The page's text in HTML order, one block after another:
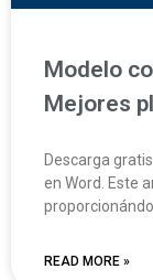
Modelo
Mejores
Descarga
en Word. Este
READ MORE »